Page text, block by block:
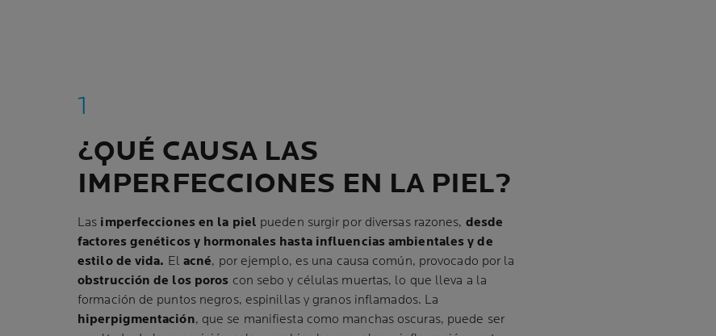
¿QUÉ CAUSA LAS
IMPERFECCIONES EN LA PIEL?
Las imperfecciones en la piel pueden surgir por diversas razones, desde
factores genéticos y hormonales hasta influencias ambientales y de
estilo de vida. El acné, por ejemplo, es una causa común, provocado por la
obstrucción de los poros con sebo y células muertas, lo que lleva a la
formación de puntos negros, espinillas y granos inflamados. La
hiperpigmentación, que se manifiesta como manchas oscuras, puede ser